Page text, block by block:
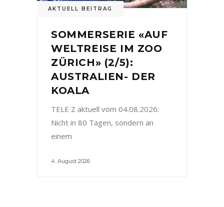
AKTUELL BEITRAG
SOMMERSERIE «AUF
WELTREISE IM ZOO
ZÜRICH» (2/5):
AUSTRALIEN- DER
KOALA
TELE Z aktuell vom 04.08.2026:
Nicht in 80 Tagen, sondern an
einem
4. August 2026